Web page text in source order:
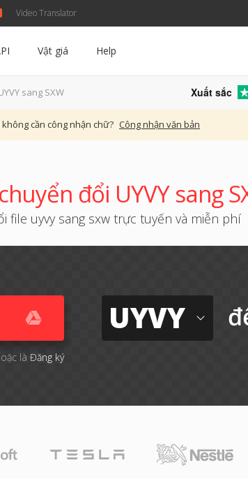
Video Translator
Vật giá Help
sang SXW Xuất sắc
không cần công nhận chữ? Công nhận văn bản
đổi UYVY sang
file uyvy sang sxw trực tuyến và miễn phí
là Đăng ký
UYVY